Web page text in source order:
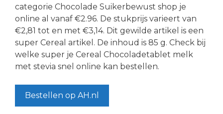
categorie Chocolade Suikerbewust shop je
online al vanaf €2.96. De stukprijs varieert van
€2,81 tot en met €3,14. Dit gewilde artikel is een
super Cereal artikel. De inhoud is 85 g. Check bij
welke super je Cereal Chocoladetablet melk
met stevia snel online kan bestellen.
Bestellen op AH.nl